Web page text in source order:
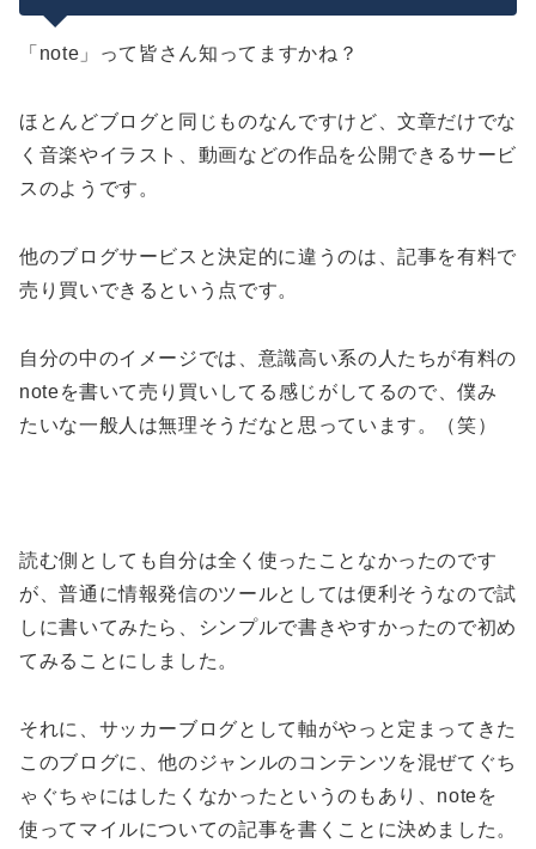
「note」って皆さん知ってますかね？
ほとんどブログと同じものなんですけど、文章だけでな
く音楽やイラスト、動画などの作品を公開できるサービ
スのようです。
他のブログサービスと決定的に違うのは、記事を有料で
売り買いできるという点です。
自分の中のイメージでは、意識高い系の人たちが有料の
noteを書いて売り買いしてる感じがしてるので、僕み
たいな一般人は無理そうだなと思っています。（笑）
読む側としても自分は全く使ったことなかったのです
が、普通に情報発信のツールとしては便利そうなので試
しに書いてみたら、シンプルで書きやすかったので初め
てみることにしました。
それに、サッカーブログとして軸がやっと定まってきた
このブログに、他のジャンルのコンテンツを混ぜてぐち
ゃぐちゃにはしたくなかったというのもあり、noteを
使ってマイルについての記事を書くことに決めました。